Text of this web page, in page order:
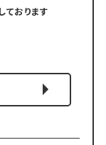
ております